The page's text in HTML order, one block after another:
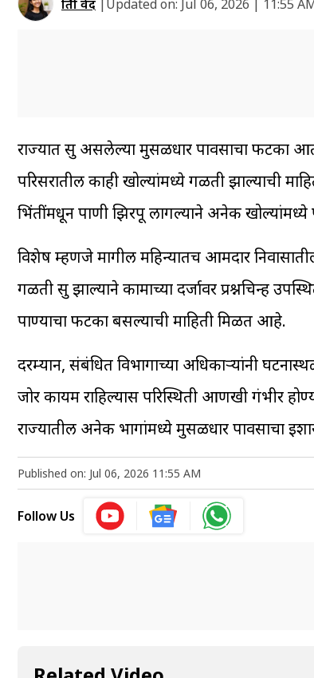
प्रिती वेद |Updated on: Jul 06, 2026 | 11:55
राज्यात सुरू असलेल्या मुसळधार पावसाचा फटका
परिसरातील काही खोल्यांमध्ये गळती झाल्याची
भिंतींमधून पाणी झिरपू लागल्याने अनेक
विशेष म्हणजे मागील महिन्यातच आमदार
गळती सुरू झाल्याने कामाच्या दर्जावर प्रश्नचिन्ह
पाण्याचा फटका बसल्याची माहिती मिळत आहे.
दरम्यान, संबंधित विभागाच्या अधिकाऱ्यांनी
जोर कायम राहिल्यास परिस्थिती आणखी गंभीर
राज्यातील अनेक भागांमध्ये मुसळधार पावसाचा
Published on: Jul 06, 2026 11:55 AM
Follow Us